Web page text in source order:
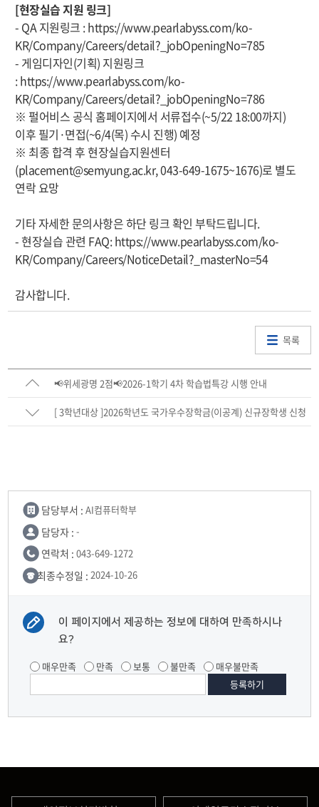
[현장실습 지원 링크]
- QA 지원링크 :https://www.pearlabyss.com/ko-
KR/Company/Careers/detail?_ jobOpeningNo=785
- 게임디자인(기획) 지원링크
:https://www.pearlabyss.com/ko-
KR/Company/Careers/detail?_ jobOpeningNo=786
※ 펄어비스 공식 홈페이지에서 서류접수(~5/22 18:00까지)
이후 필기·면접(~6/4(목) 수시 진행) 예정
※ 최종 합격 후 현장실습지원센터
(placement@semyung.ac.kr, 043-649-1675~1676)로 별도
연락 요망
기타 자세한 문의사항은 하단 링크 확인 부탁드립니다.
- ‎현장실습 관련 FAQ:https://www.pearlabyss.com/ko-
KR/Company/Careers/NoticeDetail?_masterNo=54
감사합니다.
목록
📢위세광명 2점📢2026-1학기 4차 학습법특강 시행 안내
[ 3학년대상 ]2026학년도 국가우수장학금(이공계) 신규장학생 신청
담당부서 : AI컴퓨터학부
담당자 : -
연락처 : 043-649-1272
최종수정일 : 2024-10-26
이 페이지에서 제공하는 정보에 대하여 만족하시나
요?
매우만족 만족 보통 불만족 매우불만족